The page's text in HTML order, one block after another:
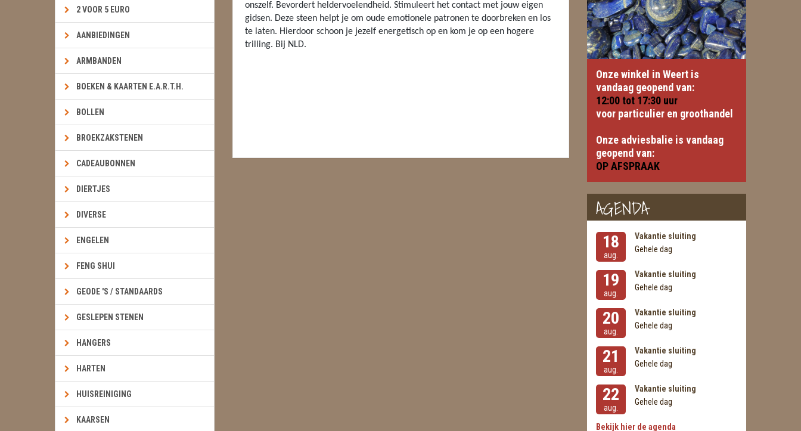
2 VOOR 5 EURO
AANBIEDINGEN
ARMBANDEN
BOEKEN & KAARTEN E.A.R.T.H.
BOLLEN
BROEKZAKSTENEN
CADEAUBONNEN
DIERTJES
DIVERSE
ENGELEN
FENG SHUI
GEODE 'S / STANDAARDS
GESLEPEN STENEN
HANGERS
HARTEN
HUISREINIGING
KAARSEN
onszelf. Bevordert heldervoelendheid. Stimuleert het contact met jouw eigen
gidsen. Deze steen helpt je om oude emotionele patronen te doorbreken en los
te laten. Hierdoor schoon je jezelf energetisch op en kom je op een hogere
trilling. Bij NLD.
Onze winkel in Weert is
vandaag geopend van:
12:00 tot 17:30uur
voor particulier en groothandel
Onze adviesbalie is vandaag
geopend van:
OP AFSPRAAK
AGENDA
18
aug.
Vakantie sluiting
Gehele dag
19
aug.
Vakantie sluiting
Gehele dag
20
aug.
Vakantie sluiting
Gehele dag
21
aug.
Vakantie sluiting
Gehele dag
22
aug.
Vakantie sluiting
Gehele dag
Bekijk hier de agenda